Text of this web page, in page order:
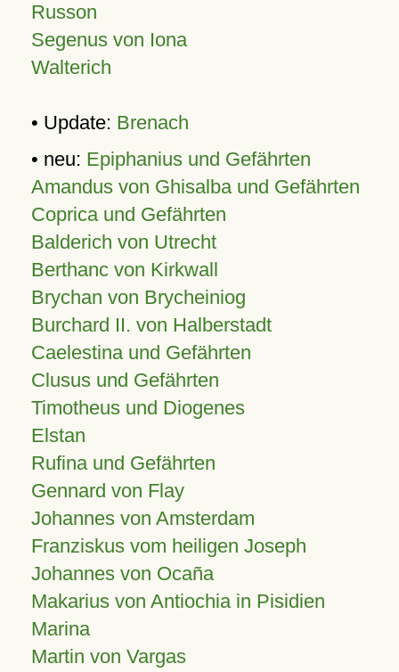
Russon
Segenus von Iona
Walterich
• Update: Brenach
• neu: Epiphanius und Gefährten
Amandus von Ghisalba und Gefährten
Coprica und Gefährten
Balderich von Utrecht
Berthanc von Kirkwall
Brychan von Brycheiniog
Burchard II. von Halberstadt
Caelestina und Gefährten
Clusus und Gefährten
Timotheus und Diogenes
Elstan
Rufina und Gefährten
Gennard von Flay
Johannes von Amsterdam
Franziskus vom heiligen Joseph
Johannes von Ocaña
Makarius von Antiochia in Pisidien
Marina
Martin von Vargas